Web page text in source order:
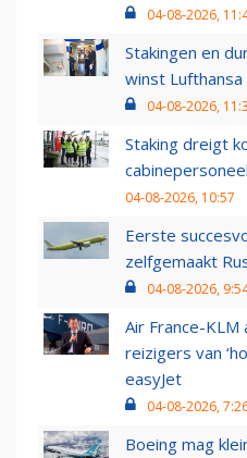
04-08-2026,
Stakingen en
winst
04-08-2026,
Staking dreigt
04-08-2026, 10:57
Eerste
zelfgemaakt
04-08-2026,
Air France-
reizigers van
easyJet
04-08-2026,
Boeing mag